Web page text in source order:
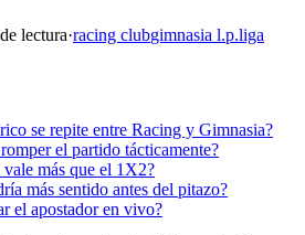
de lectura·racing clubgimnasia l.p.liga
se repite entre Racing y Gimnasia?
el partido tácticamente?
vale más que el 1X2?
más sentido antes del pitazo?
el apostador en vivo?